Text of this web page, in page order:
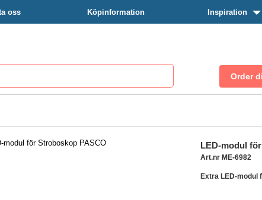
oss Köpinformation Inspiration
LED-modul
Art.nr ME-6982
Extra LED-modul